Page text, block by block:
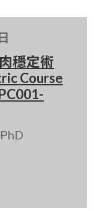
穩定術
Course